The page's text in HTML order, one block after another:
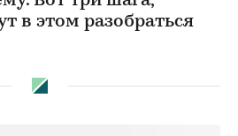
в этом разобраться